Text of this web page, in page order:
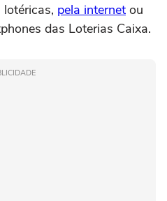
pela internet ou
das Loterias Caixa.